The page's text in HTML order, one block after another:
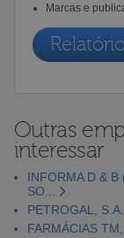
Marcas e
Outras
interessar
INFORMA D & B
SO...
PETROGAL, S.A.
FARMÁCIAS